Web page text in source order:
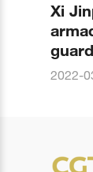
Xi
2022-